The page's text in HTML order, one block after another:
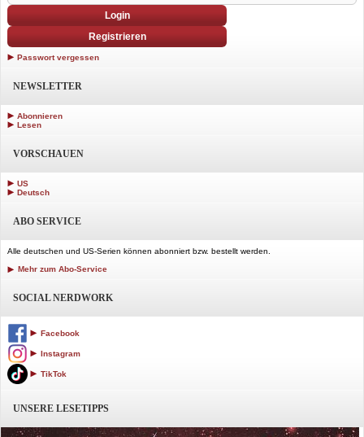
Login
Registrieren
Passwort vergessen
NEWSLETTER
Abonnieren
Lesen
VORSCHAUEN
US
Deutsch
ABO SERVICE
Alle deutschen und US-Serien können abonniert bzw. bestellt werden.
Mehr zum Abo-Service
SOCIAL NERDWORK
Facebook
Instagram
TikTok
UNSERE LESETIPPS